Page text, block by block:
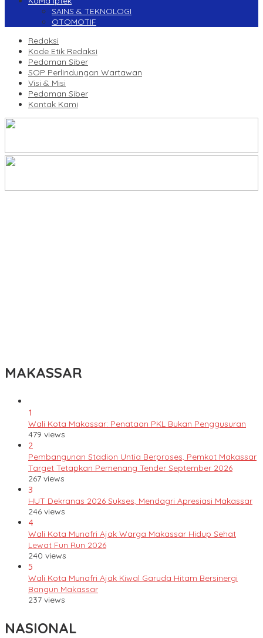
SAINS & TEKNOLOGI
OTOMOTIF
Redaksi
Kode Etik Redaksi
Pedoman Siber
SOP Perlindungan Wartawan
Visi & Misi
Pedoman Siber
Kontak Kami
MAKASSAR
1
Wali Kota Makassar: Penataan PKL Bukan Penggusuran
479 views
2
Pembangunan Stadion Untia Berproses, Pemkot Makassar
Target Tetapkan Pemenang Tender September 2026
267 views
3
HUT Dekranas 2026 Sukses, Mendagri Apresiasi Makassar
246 views
4
Wali Kota Munafri Ajak Warga Makassar Hidup Sehat
Lewat Fun Run 2026
240 views
5
Wali Kota Munafri Ajak Kiwal Garuda Hitam Bersinergi
Bangun Makassar
237 views
NASIONAL